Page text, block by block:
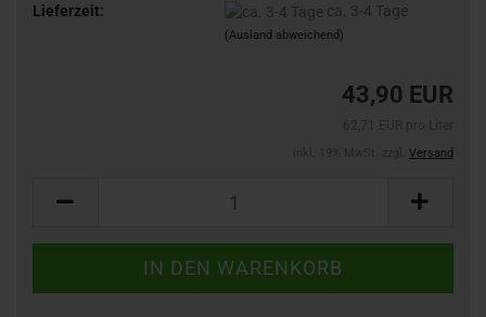
Lieferzeit:
ca. 3-4 Tage
(Ausland abweichend)
43,90 EUR
Versand